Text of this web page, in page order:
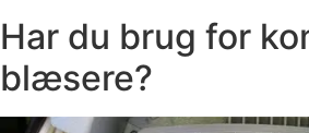
Har du brug for
blæsere?